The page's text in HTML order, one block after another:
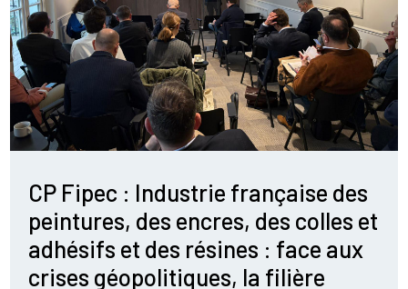
CP Fipec : Industrie française des
peintures, des encres, des colles et
adhésifs et des résines : face aux
crises géopolitiques, la filière